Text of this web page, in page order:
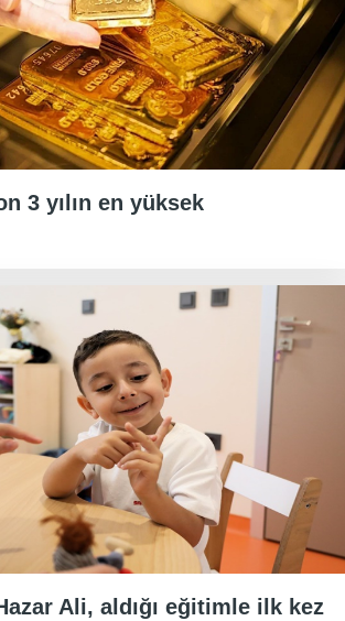
3 yılın en yüksek
Ali, aldığı eğitimle ilk kez